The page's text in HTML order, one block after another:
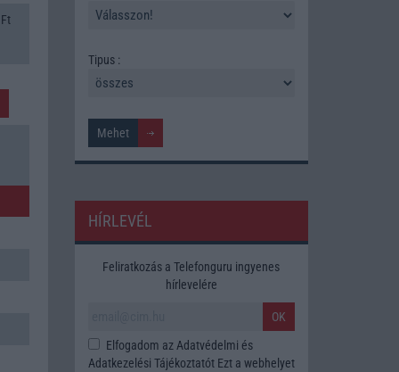
Tipus :
HÍRLEVÉL
Feliratkozás a Telefonguru ingyenes
hírlevelére
OK
Elfogadom az Adatvédelmi és
Adatkezelési TájékoztatótEzt a webhelyet